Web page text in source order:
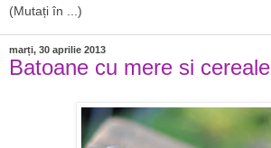
marți, 30 aprilie 2013
Batoane cu mere si cereale